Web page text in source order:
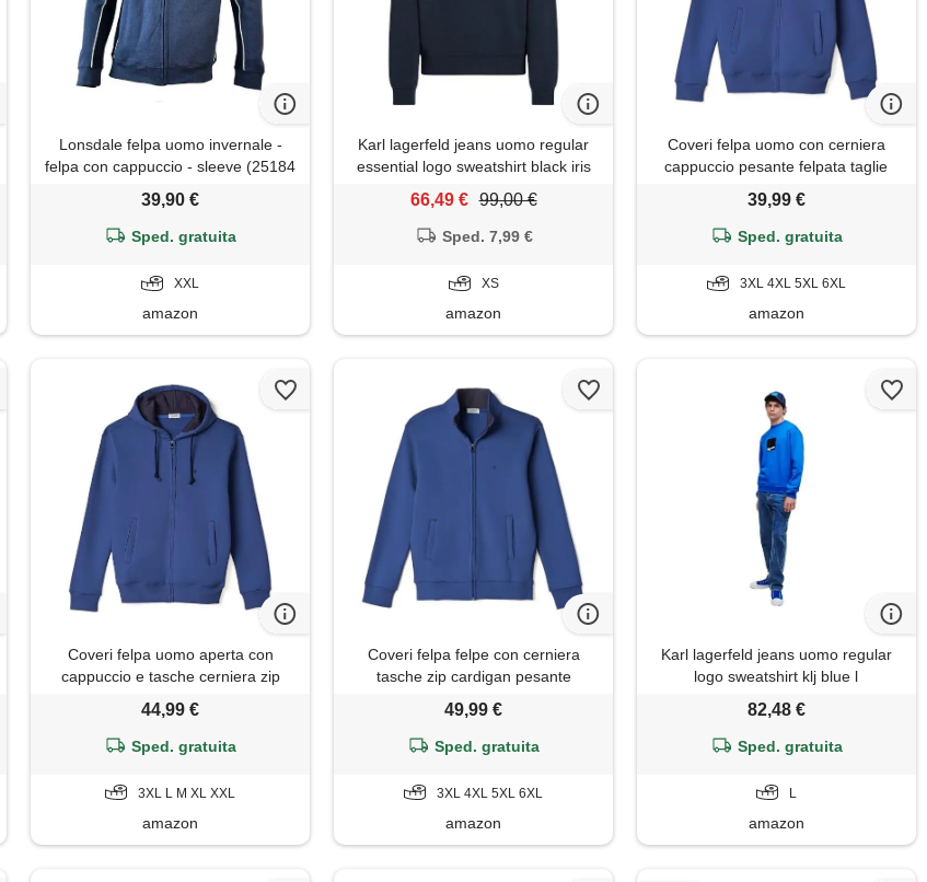
Lonsdale felpa uomo invernale -
felpa con cappuccio - sleeve (25184
denim, xxl)
39,90 €
Sped. gratuita
XXL
amazon
Karl lagerfeld jeans uomo regular
essential logo sweatshirt black iris
xs
66,49 € 99,00 €
Sped. 7,99 €
XS
amazon
Coveri felpa uomo con cerniera
cappuccio pesante felpata taglie
forti 3xl 4xl 5xl 6xl (5xl - denim)
39,99 €
Sped. gratuita
3XL 4XL 5XL 6XL
amazon
Coveri felpa uomo aperta con
cappuccio e tasche cerniera zip
xl, regular, regular, denim)
44,99 €
Sped. gratuita
3XL L M XL XXL
amazon
Coveri felpa felpe con cerniera
tasche zip cardigan pesante
denim)
49,99 €
Sped. gratuita
3XL 4XL 5XL 6XL
amazon
Karl lagerfeld jeans uomo regular
logo sweatshirt klj blue l
82,48 €
Sped. gratuita
L
amazon